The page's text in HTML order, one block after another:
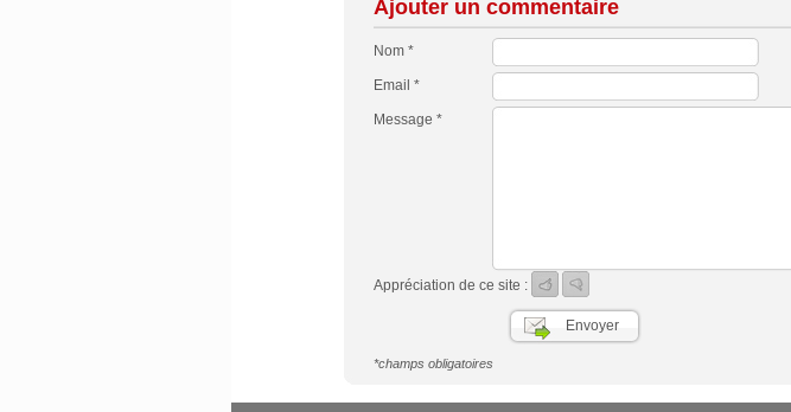
Ajouter un commentaire
Nom *
Email *
Message *
Appréciation de ce site :
*champs obligatoires